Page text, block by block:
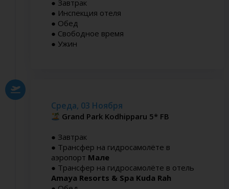
● Завтрак
● Инспекция отеля
● Обед
● Свободное время
● Ужин
Среда, 03 Ноября
Grand Park Kodhipparu 5* FB
● Завтрак
● Трансфер на гидросамолёте в
аэропорт Мале
● Трансфер на гидросамолёте в отель
Amaya Resorts & Spa Kuda Rah